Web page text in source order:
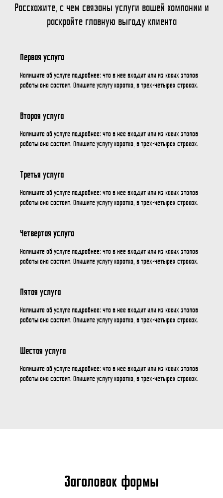
Расскажите, с чем связаны услуги вашей компании и
раскройте главную выгоду клиента
Первая услуга
Напишите об услуге подробнее: что в нее входит или из каких этапов
работы она состоит. Опишите услугу коротко, в трех-четырех строках.
Вторая услуга
Напишите об услуге подробнее: что в нее входит или из каких этапов
работы она состоит. Опишите услугу коротко, в трех-четырех строках.
Третья услуга
Напишите об услуге подробнее: что в нее входит или из каких этапов
работы она состоит. Опишите услугу коротко, в трех-четырех строках.
Четвертая услуга
Напишите об услуге подробнее: что в нее входит или из каких этапов
работы она состоит. Опишите услугу коротко, в трех-четырех строках.
Пятая услуга
Напишите об услуге подробнее: что в нее входит или из каких этапов
работы она состоит. Опишите услугу коротко, в трех-четырех строках.
Шестая услуга
Напишите об услуге подробнее: что в нее входит или из каких этапов
работы она состоит. Опишите услугу коротко, в трех-четырех строках.
Заголовок формы